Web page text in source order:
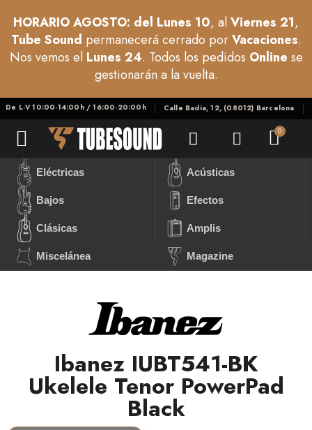
HORARIO AGOSTO: del Lunes 10, alViernes 21,
Tube Sound permanecerá cerrado porVacaciones.
Nos vemos el Lunes 24. Todos los pedidos Online se
gestionarán a la vuelta.
De L-V 10:00-14:00h / 16:00-20:00h Calle Badia, 12, (08012) Barcelona
Eléctricas Acústicas
Bajos Efectos
Clásicas Amplis
Miscelánea Magazine
Ibanez IUBT541-BK
Ukelele Tenor PowerPad
Black